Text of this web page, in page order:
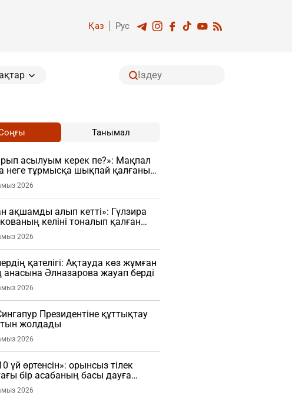
Қаз Рус
Танымал
асылуым керек пе?»: Мақпал
неге тұрмысқа шықпай қалғанын
2026
ақшамды алып кетті»: Гүлзира
келіні тоналып қалған
2026
қателігі: Ақтауда көз жұмған
Әлназарова жауап берді
2026
Президентіне құттықтау
жолдады
2026
үй өртенсін»: орынсыз тілек
бір асабаның басы дауға
2026